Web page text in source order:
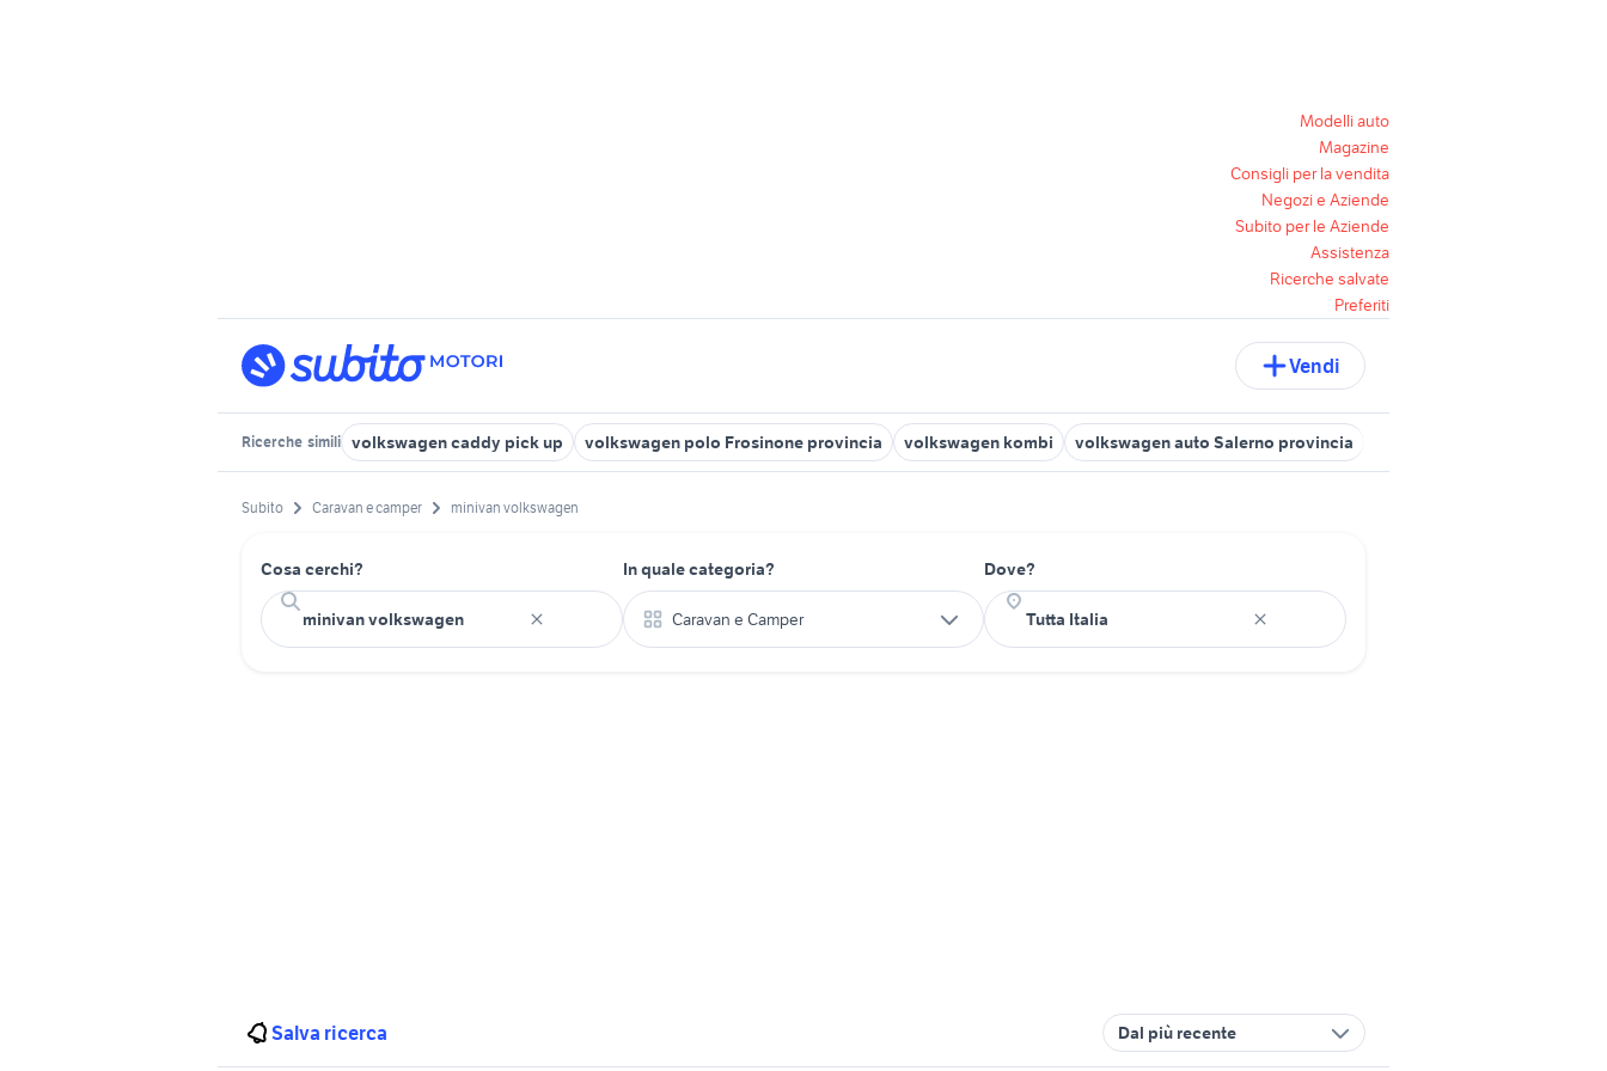
Modelli auto
Magazine
Consigli per la vendita
Negozi e Aziende
Subito per le Aziende
Assistenza
Ricerche salvate
Preferiti
Vendi
Ricerche simili volkswagen caddy pick up volkswagen polo Frosinone provincia volkswagen kombi volkswagen auto Salerno provincia
Subito Caravan e camper minivan volkswagen
Cosa cerchi? In quale categoria?
Caravan e Camper
Dove?
Salva ricerca Dal più recente